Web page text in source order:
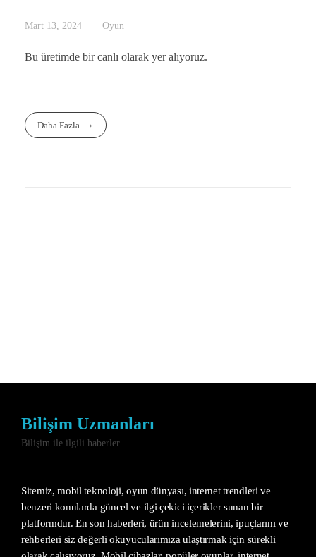
Mart 13, 2024 Oyun
Bu üretimde bir canlı olarak yer alıyoruz.
Daha Fazla
Bilişim Uzmanları
Bilişim ile ilgili haberler
Sitemiz, mobil teknoloji, oyun dünyası, internet trendleri ve
benzeri konularda güncel ve ilgi çekici içerikler sunan bir
platformdur. En son haberleri, ürün incelemelerini, ipuçlarını ve
rehberleri siz değerli okuyucularımıza ulaştırmak için sürekli